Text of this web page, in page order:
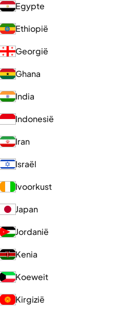
Egypte
Ethiopië
Georgië
Ghana
India
Indonesië
Iran
Israël
Ivoorkust
Japan
Jordanië
Kenia
Koeweit
Kirgizië